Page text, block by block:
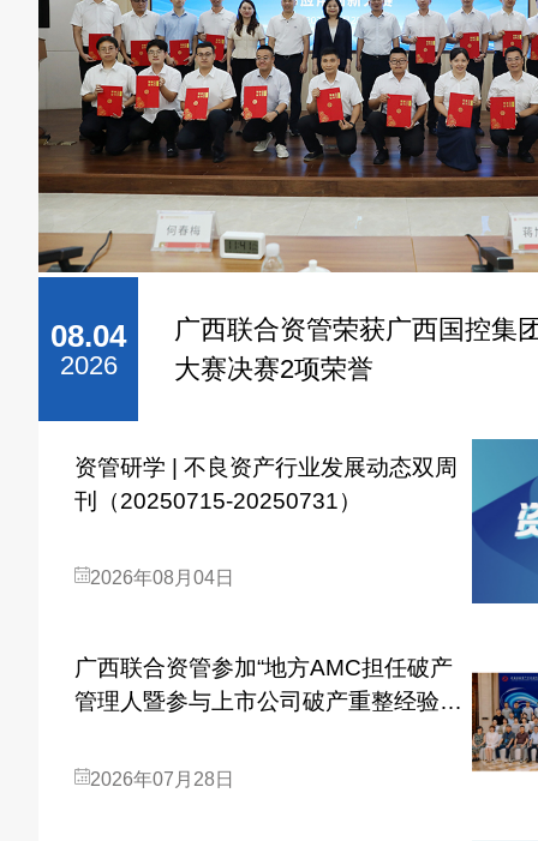
08.04
2026
广西联合资管荣获广西国控集
大赛决赛2项荣誉
资管研学 | 不良资产行业发展动态双周
刊（20250715-20250731）
2026年08月04日
广西联合资管参加“地方AMC担任破产
管理人暨参与上市公司破产重整经验交
2026年07月28日